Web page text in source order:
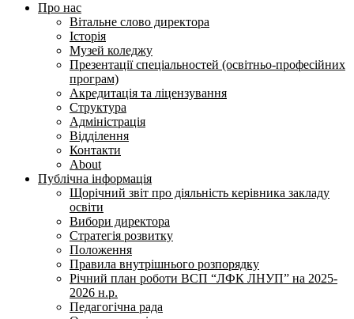
Про нас
Вітальне слово директора
Історія
Музей коледжу
Презентації спеціальностей (освітньо-професійних
програм)
Акредитація та ліцензування
Структура
Адміністрація
Відділення
Контакти
About
Публічна інформація
Щорічний звіт про діяльність керівника закладу
освіти
Вибори директора
Стратегія розвитку
Положення
Правила внутрішнього розпорядку
Річний план роботи ВСП “ЛФК ЛНУП” на 2025-
2026 н.р.
Педагогічна рада